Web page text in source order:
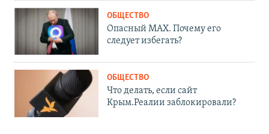
ОБЩЕСТВО
Опасный MAX. Почему его
следует избегать?
ОБЩЕСТВО
Что делать, если сайт
Крым.Реалии заблокировали?